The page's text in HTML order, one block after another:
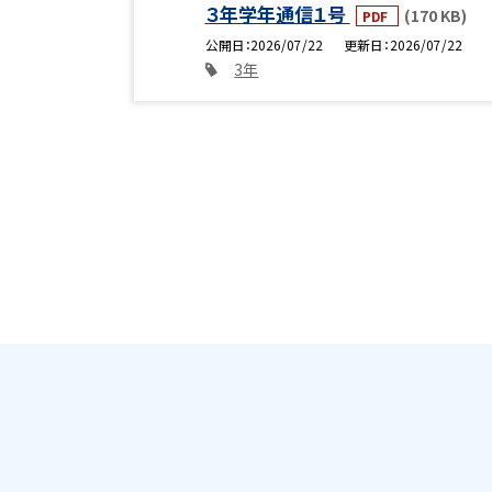
３年学年通信１号 PDF (170 KB)
公開日 2026/07/22 更新日 2026/07/22
3年